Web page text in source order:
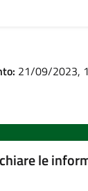
21/09/2023,
le